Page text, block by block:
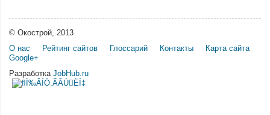
© Окострой, 2013
О нас
Рейтинг сайтов Глоссарий Контакты
Карта сайта
Google+
Разработка JobHub.ru